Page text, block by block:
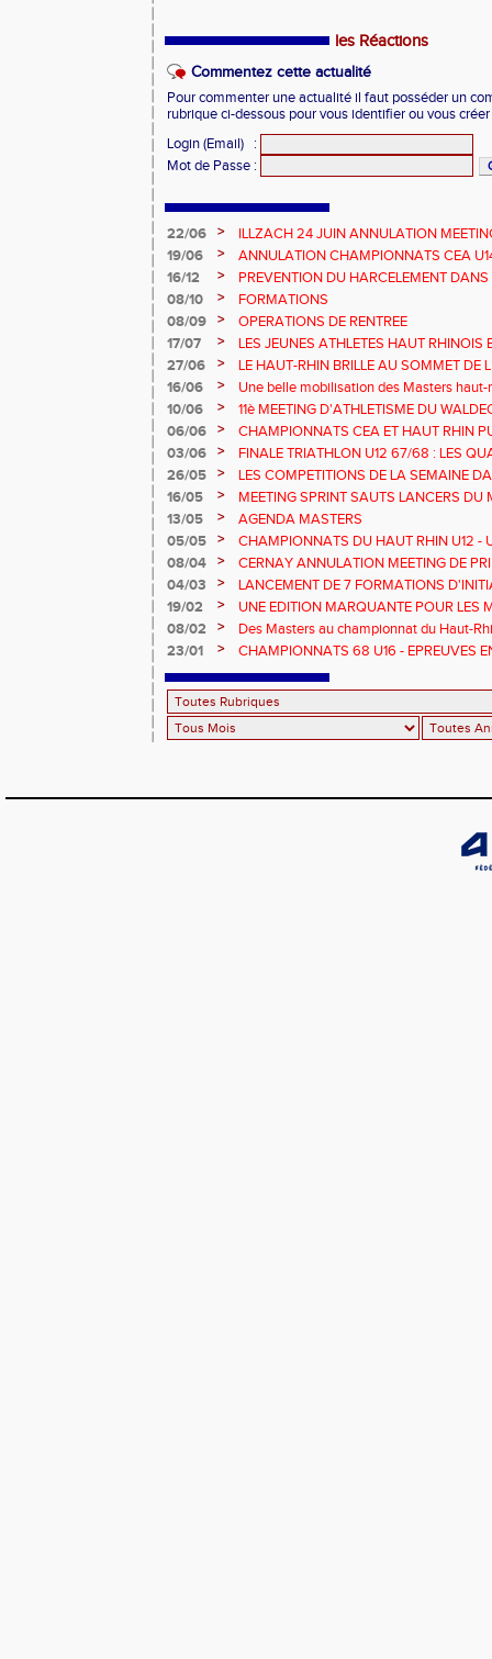
les Réactions
Commentez cette actualité
Pour commenter une actualité il faut posséder un
rubrique ci-dessous pour vous identifier ou vous
Login (Email)
:
Mot de Passe :
22/06 >
ILLZACH 24 JUIN ANNULATION
19/06
>
ANNULATION CHAMPIONNATS CEA
16/12
>
PREVENTION DU HARCELEMENT
08/10
>
FORMATIONS
08/09
>
OPERATIONS DE RENTREE
17/07
>
LES JEUNES ATHLETES HAUT RHINOIS
CHAMPIONNATS DE FRANCE AVENIR
27/06 >
LE HAUT-RHIN BRILLE AU SOMMET DE
!
16/06 >
Une belle mobilisation des Masters haut-
Championnats Grand Est 2025
10/06 >
11è MEETING D'ATHLETISME DU
06/06
>
CHAMPIONNATS CEA ET HAUT RHIN
03/06
>
FINALE TRIATHLON U12 67/68 : LES
26/05
>
LES COMPETITIONS DE LA SEMAINE
16/05
>
MEETING SPRINT SAUTS LANCERS DU
13/05
>
AGENDA MASTERS
05/05
>
CHAMPIONNATS DU HAUT RHIN U12 -
08/04
>
CERNAY ANNULATION MEETING DE
04/03
>
LANCEMENT DE 7 FORMATIONS
19/02
>
UNE EDITION MARQUANTE POUR LES
08/02
>
Des Masters au championnat du Haut-
23/01
>
CHAMPIONNATS 68 U16 - EPREUVES